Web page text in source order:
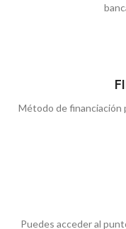
Método de financiación
Puedes acceder al